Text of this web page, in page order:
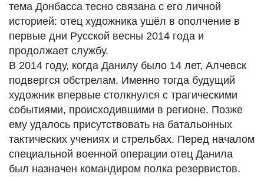
тема Донбасса тесно связана с его личной
историей: отец художника ушёл в ополчение в
первые дни Русской весны 2014 года и
продолжает службу.
В 2014 году, когда Данилу было 14 лет, Алчевск
подвергся обстрелам. Именно тогда будущий
художник впервые столкнулся с трагическими
событиями, происходившими в регионе. Позже
ему удалось присутствовать на батальонных
тактических учениях и стрельбах. Перед началом
специальной военной операции отец Данила
был назначен командиром полка резервистов.